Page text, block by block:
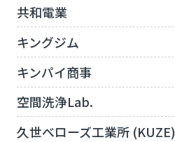
共和電業
キングジム
キンパイ商事
空間洗浄Lab.
久世べローズ工業所 (KUZE)